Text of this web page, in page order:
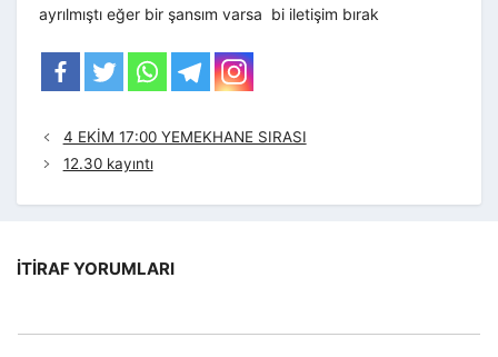
ayrılmıştı eğer bir şansım varsa bi iletişim bırak
4 EKİM 17:00 YEMEKHANE SIRASI
12.30 kayıntı
İTIRAF YORUMLARI